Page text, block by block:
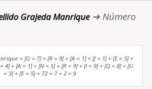
Grajeda Manrique➔ Número
= [G = 7] + [R = 9] + [A = 1] + [J = 1] + [E = 5] +
4] + [A = 1] + [N = 5] + [R = 9] + [I = 9] + [Q = 8] + [U
= 3] + [E = 5] = 72 = 7 + 2 = 9